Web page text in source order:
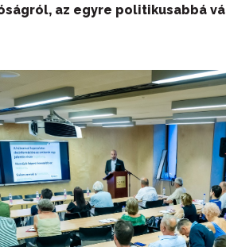
az egyre politikusabbá